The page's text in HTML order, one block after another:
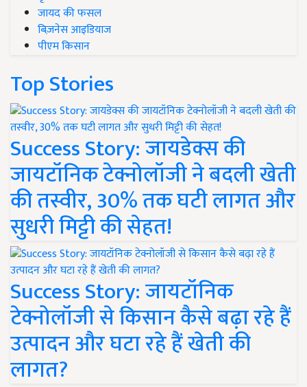
जायद की फसल
बिज़नेस आइडियाज
पीएम किसान
Top Stories
Success Story: जायडेक्स की
जायटॉनिक टेक्नोलॉजी ने बदली खेती
की तस्वीर, 30% तक घटी लागत और
सुधरी मिट्टी की सेहत!
Success Story: जायटॉनिक
टेक्नोलॉजी से किसान कैसे बढ़ा रहे हैं
उत्पादन और घटा रहे हैं खेती की
लागत?